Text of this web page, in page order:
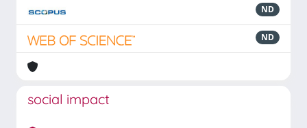
ND
ND
social impact